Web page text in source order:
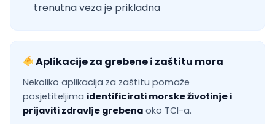
trenutna veza je prikladna
Aplikacije za grebene i zaštitu mora
Nekoliko aplikacija za zaštitu pomaže
posjetiteljima identificirati morske životinje i
prijaviti zdravlje grebena oko TCI-a.